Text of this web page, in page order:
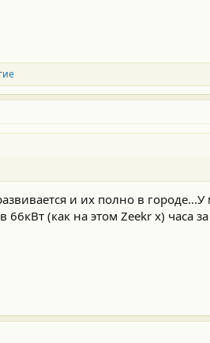
и их полно в
(как на этом Zeekr x) часа